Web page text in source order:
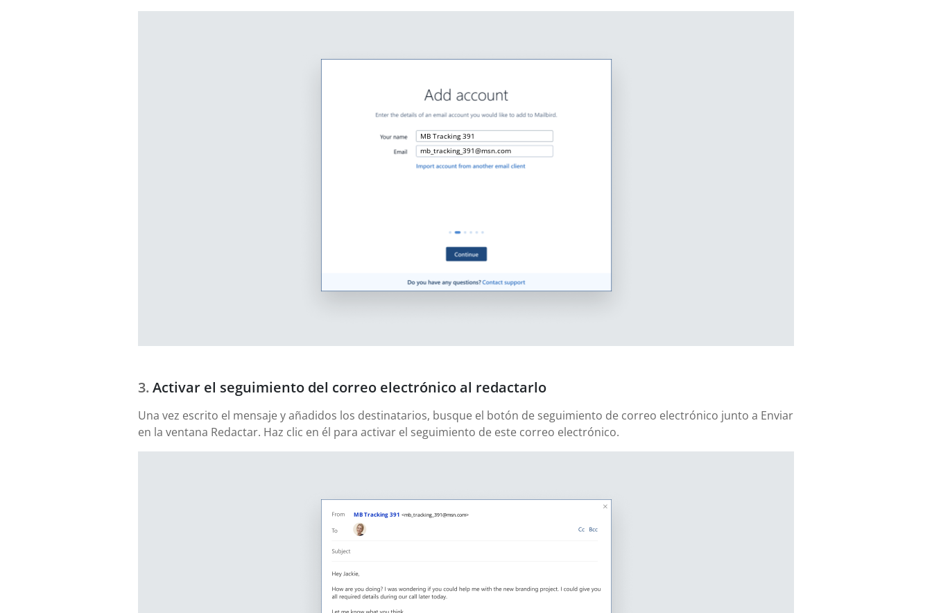
MB Tracking 391
mb_tracking_391@msn.com
Activar el seguimiento del correo electrónico al redactarlo
Una vez escrito el mensaje y añadidos los destinatarios, busque el botón de seguimiento de correo electrónico junto a Enviar
en la ventana Redactar. Haz clic en él para activar el seguimiento de este correo electrónico.
MB Tracking 391 <mb_tracking_391@msn.com>